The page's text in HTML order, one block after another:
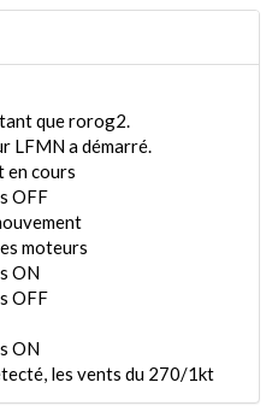
que rorog2.
LFMN a démarré.
en cours
OFF
moteurs
ON
OFF
ON
les vents du 270/1kt
DAOO, KIAS 165kts /